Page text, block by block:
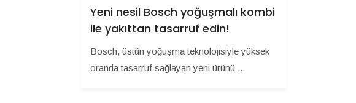
Yeni nesil Bosch yoğuşmalı kombi
ile yakıttan tasarruf edin!
Bosch, üstün yoğuşma teknolojisiyle yüksek
oranda tasarruf sağlayan yeni ürünü ...